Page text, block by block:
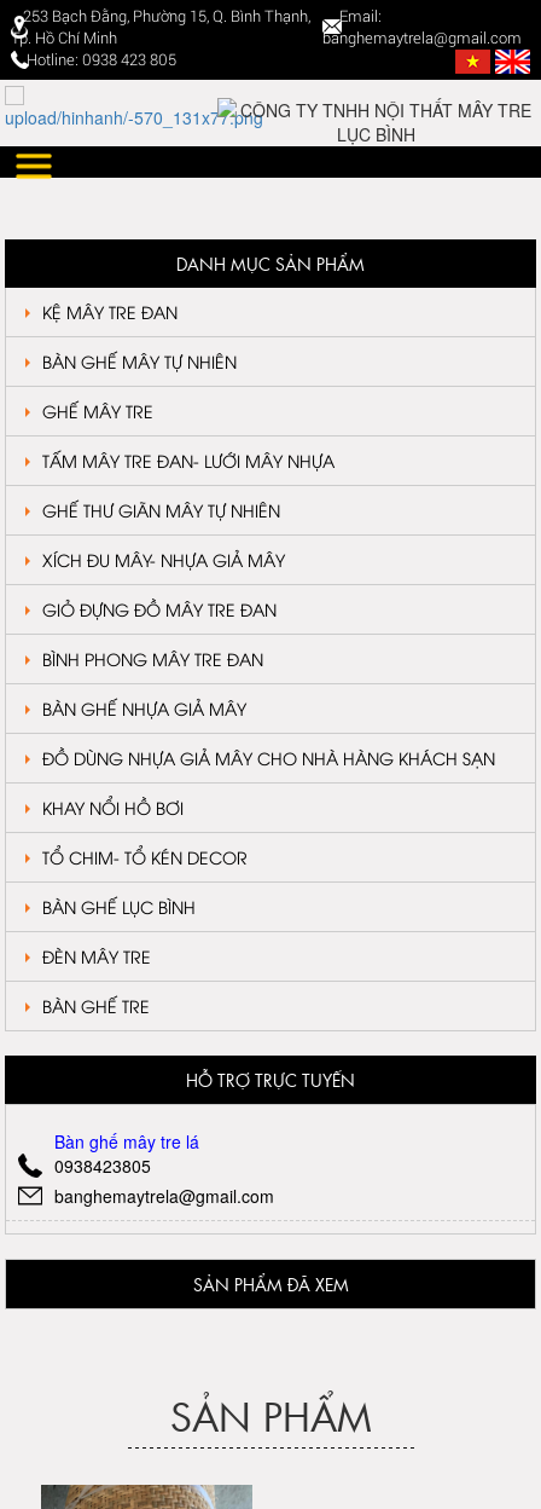
253 Bạch Đằng, Phường 15, Q. Bình Thạnh,
Tp. Hồ Chí Minh
Email:
banghemaytrela@gmail.com
Hotline: 0938 423 805
DANH MỤC SẢN PHẨM
KỆ MÂY TRE ĐAN
BÀN GHẾ MÂY TỰ NHIÊN
GHẾ MÂY TRE
TẤM MÂY TRE ĐAN- LƯỚI MÂY NHỰA
GHẾ THƯ GIÃN MÂY TỰ NHIÊN
XÍCH ĐU MÂY- NHỰA GIẢ MÂY
GIỎ ĐỰNG ĐỒ MÂY TRE ĐAN
BÌNH PHONG MÂY TRE ĐAN
BÀN GHẾ NHỰA GIẢ MÂY
ĐỒ DÙNG NHỰA GIẢ MÂY CHO NHÀ HÀNG KHÁCH SẠN
KHAY NỔI HỒ BƠI
TỔ CHIM- TỔ KÉN DECOR
BÀN GHẾ LỤC BÌNH
ĐÈN MÂY TRE
BÀN GHẾ TRE
HỖ TRỢ TRỰC TUYẾN
Bàn ghế mây tre lá
0938423805
banghemaytrela@gmail.com
SẢN PHẨM ĐÃ XEM
SẢN PHẨM